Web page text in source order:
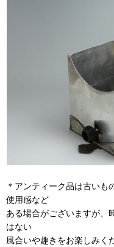
＊アンティーク品は古いも
使用感など
ある場合がございますが、
はない
風合いや趣きをお楽しみく